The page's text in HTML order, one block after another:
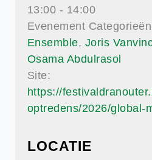
13:00 - 14:00
Evenement
Ensemble, Joris
Osama Abdulrasol
Site:
https://
optredens/2026/global-
LOCATIE